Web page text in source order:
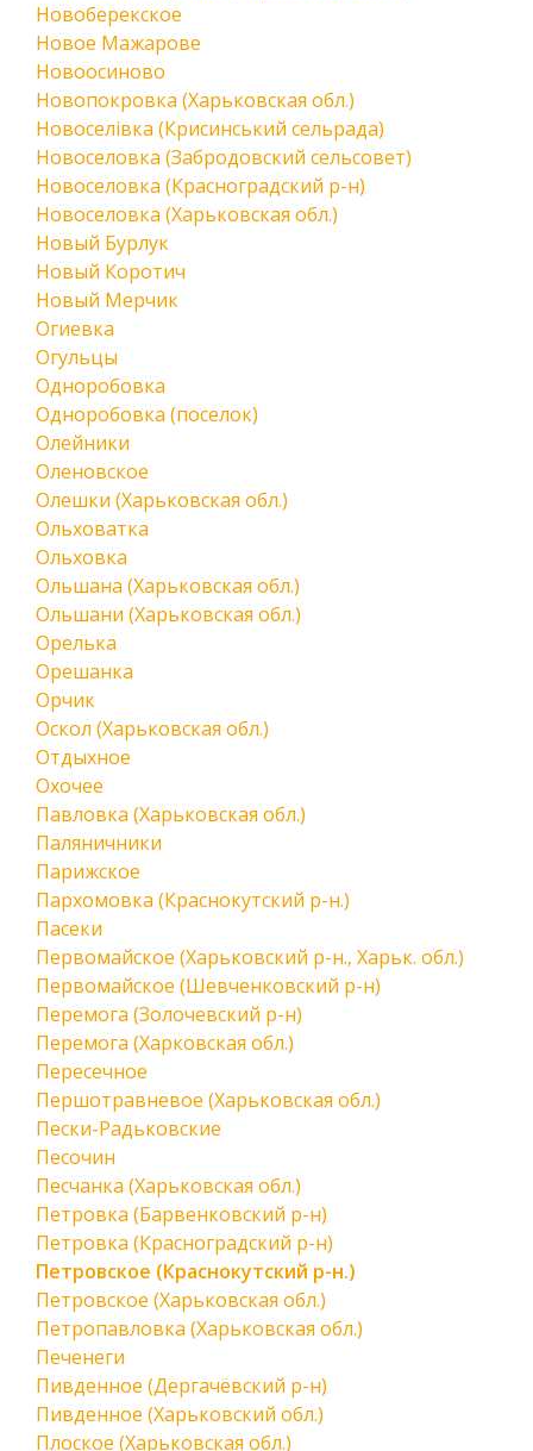
Новоберекское
Новое Мажарове
Новоосиново
Новопокровка (Харьковская обл.)
Новоселівка (Крисинський сельрада)
Новоселовка (Забродовский сельсовет)
Новоселовка (Красноградский р-н)
Новоселовка (Харьковская обл.)
Новый Бурлук
Новый Коротич
Новый Мерчик
Огиевка
Огульцы
Одноробовка
Одноробовка (поселок)
Олейники
Оленовское
Олешки (Харьковская обл.)
Ольховатка
Ольховка
Ольшана (Харьковская обл.)
Ольшани (Харьковская обл.)
Орелька
Орешанка
Орчик
Оскол (Харьковская обл.)
Отдыхное
Охочее
Павловка (Харьковская обл.)
Паляничники
Парижское
Пархомовка (Краснокутский р-н.)
Пасеки
Первомайское (Харьковский р-н., Харьк. обл.)
Первомайское (Шевченковский р-н)
Перемога (Золочевский р-н)
Перемога (Харковская обл.)
Пересечное
Першотравневое (Харьковская обл.)
Пески-Радьковские
Песочин
Песчанка (Харьковская обл.)
Петровка (Барвенковский р-н)
Петровка (Красноградский р-н)
Петровское (Краснокутский р-н.)
Петровское (Харьковская обл.)
Петропавловка (Харьковская обл.)
Печенеги
Пивденное (Дергачёвский р-н)
Пивденное (Харьковский обл.)
Плоское (Харьковская обл.)